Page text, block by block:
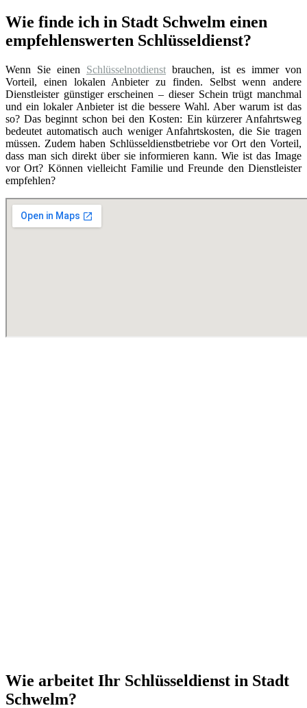
Wie finde ich in Stadt Schwelm einen
empfehlenswerten Schlüsseldienst?
Wenn Sie einen Schlüsselnotdienst brauchen, ist es immer von
Vorteil, einen lokalen Anbieter zu finden. Selbst wenn andere
Dienstleister günstiger erscheinen – dieser Schein trügt manchmal
und ein lokaler Anbieter ist die bessere Wahl. Aber warum ist das
so? Das beginnt schon bei den Kosten: Ein kürzerer Anfahrtsweg
bedeutet automatisch auch weniger Anfahrtskosten, die Sie tragen
müssen. Zudem haben Schlüsseldienstbetriebe vor Ort den Vorteil,
dass man sich direkt über sie informieren kann. Wie ist das Image
vor Ort? Können vielleicht Familie und Freunde den Dienstleister
empfehlen?
Wie arbeitet Ihr Schlüsseldienst in Stadt
Schwelm?